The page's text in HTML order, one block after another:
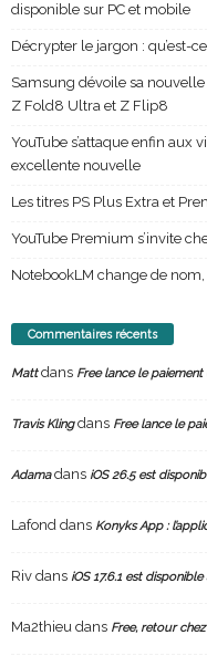
disponible sur PC et mobile
Décrypter le jargon : qu’est-
Samsung dévoile sa
Z Fold8 Ultra et Z Flip8
YouTube s’attaque enfin aux
excellente nouvelle
Les titres PS Plus Extra et
YouTube Premium s’invite
NotebookLM change de
Commentaires récents
Mattdans Free lance le paiement
Travis Klingdans Free lance le
Adamadans iOS 26.5 est
Lafond dans Konyks App :
Riv dans iOS 17.6.1 est
Ma2thieu dans Free, retour